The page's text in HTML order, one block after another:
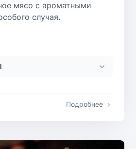
мясо с ароматными
случая.
Подробнее